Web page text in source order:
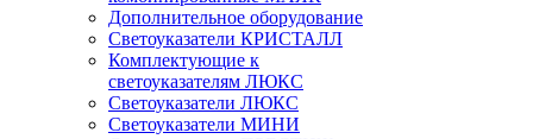
Дополнительное оборудование
Светоуказатели КРИСТАЛЛ
Комплектующие к
светоуказателям ЛЮКС
Светоуказатели ЛЮКС
Светоуказатели МИНИ